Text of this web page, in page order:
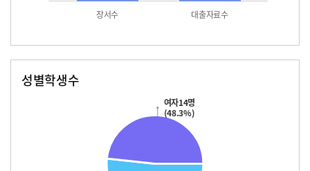
장서수 대출자료수
성별학생수
여자14명
(48.3%)